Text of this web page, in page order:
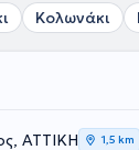
Κολωνάκι
ΑΤΤΙΚΗ 1,5 km